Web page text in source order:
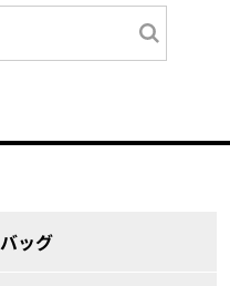
バッグ